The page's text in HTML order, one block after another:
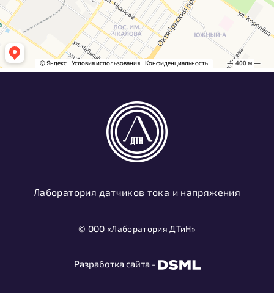
Лаборатория датчиков тока и напряжения
© ООО «Лаборатория ДТиН»
Разработка сайта -